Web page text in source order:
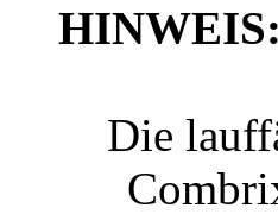
HINWEIS:
Die